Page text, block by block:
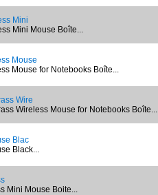
Mini
Mini Mouse Boîte...
Mouse
Mouse for Notebooks Boîte...
Wire
Wireless Mouse for Notebooks Boîte...
Blac
Black...
Mini Mouse Boite...